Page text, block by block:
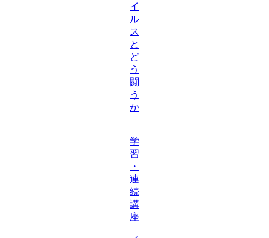
イ
ル
ス
と
ど
う
闘
う
か
学
習
・
連
続
講
座